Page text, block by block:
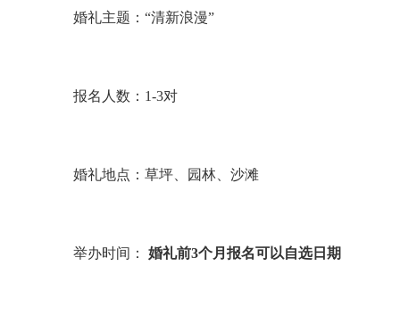
婚礼主题： “清新浪漫”
报名人数： 1-3对
婚礼地点：草坪、园林、沙滩
举办时间： 婚礼前3个月报名可以自选日期